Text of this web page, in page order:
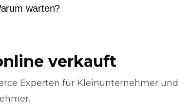
warten?
verkauft
Experten für Kleinunternehmer und